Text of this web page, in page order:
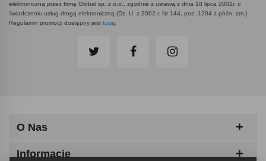
elektroniczną przez firmę Global sp. z o.o., zgodnie z ustawą z dnia 18 lipca 2002r. o
świadczeniu usług drogą elektroniczną (Dz. U. z 2002 r. Nr 144, poz. 1204 z późn. zm.)
Regulamin promocji dostępny jest tutaj.
O Nas
Informacje